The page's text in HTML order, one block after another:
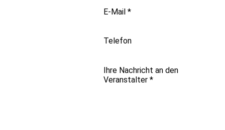
E-Mail *
Telefon
Ihre Nachricht an den
Veranstalter *